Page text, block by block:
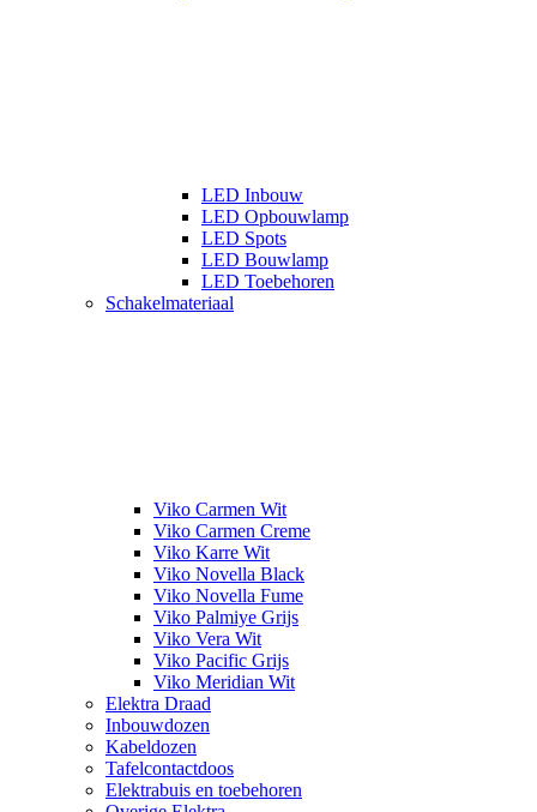
LED Inbouw
LED Opbouwlamp
LED Spots
LED Bouwlamp
LED Toebehoren
Schakelmateriaal
Viko Carmen Wit
Viko Carmen Creme
Viko Karre Wit
Viko Novella Black
Viko Novella Fume
Viko Palmiye Grijs
Viko Vera Wit
Viko Pacific Grijs
Viko Meridian Wit
Elektra Draad
Inbouwdozen
Kabeldozen
Tafelcontactdoos
Elektrabuis en toebehoren